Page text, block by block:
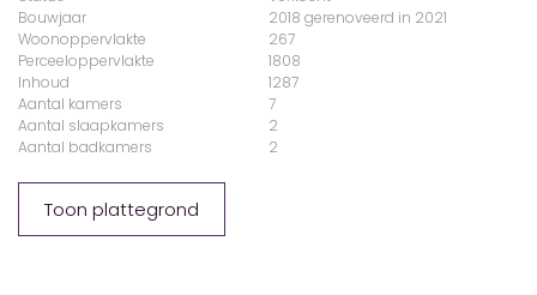
Bouwjaar
2018 gerenoveerd in 2021
Woonoppervlakte
267
Perceeloppervlakte
1808
Inhoud
1287
Aantal kamers
7
Aantal slaapkamers
2
Aantal badkamers
2
Toon plattegrond